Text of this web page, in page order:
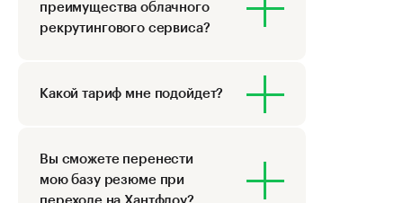
преимущества облачного
рекрутингового сервиса?
Какой тариф мне подойдет?
передовые возможности
автоматизации для ускорения
закрытия вакансий и решения любых
Вы сможете перенести
мою базу резюме при